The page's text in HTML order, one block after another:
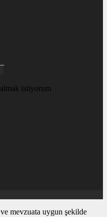
istiyorum
mevzuata uygun şekilde